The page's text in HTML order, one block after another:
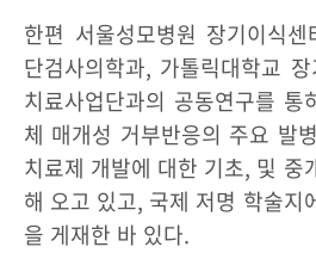
한편 서울성모병원 장기이식
단검사의학과, 가톨릭대학교
치료사업단과의 공동연구를 통
체 매개성 거부반응의 주요 발
치료제 개발에 대한 기초, 및 중
해 오고 있고, 국제 저명 학술지
을 게재한 바 있다.